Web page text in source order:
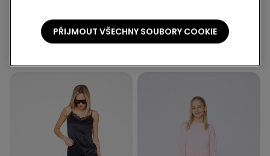
Vysoké Bikinové Kalhotky s
Nařasením z
Recyklovaného
299,00 Kč 169,00 Kč-43%
5 Párů Nízkých Ponožek z
Jednobarevné Bavlny
Unisex
139,00 Kč
PŘIJMOUT VŠECHNY SOUBORY COOKIE